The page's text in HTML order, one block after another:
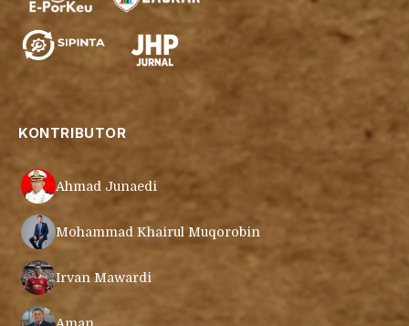
KONTRIBUTOR
Ahmad Junaedi
Mohammad Khairul Muqorobin
Irvan Mawardi